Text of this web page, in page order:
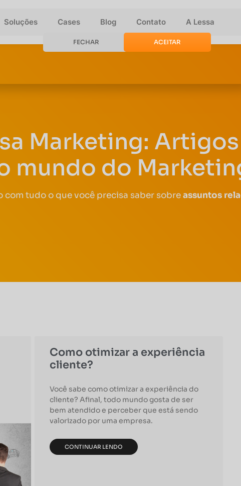
Soluções Cases Blog Contato A Lessa
Marketing:
mundo do
com tudo o que você precisa saber sobreassuntos
Como otimizar a experiência
cliente?
Você sabe como otimizar a experiência do
cliente? Afinal, todo mundo gosta de ser
bem atendido e perceber que está sendo
valorizado por uma empresa.
CONTINUAR LENDO
FECHAR ACEITAR